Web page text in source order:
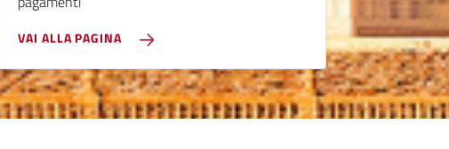
VAI ALLA PAGINA